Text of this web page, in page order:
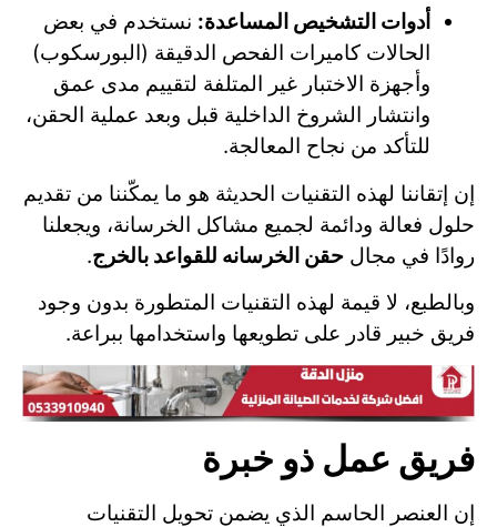
أدوات التشخيص المساعدة: نستخدم في بعض
الحالات كاميرات الفحص الدقيقة (البورسكوب)
وأجهزة الاختبار غير المتلفة لتقييم مدى عمق
وانتشار الشروخ الداخلية قبل وبعد عملية الحقن،
للتأكد من نجاح المعالجة.
إن إتقاننا لهذه التقنيات الحديثة هو ما يمكّننا من تقديم
حلول فعالة ودائمة لجميع مشاكل الخرسانة، ويجعلنا
روادًا في مجال حقن الخرسانه للقواعد بالخرج.
وبالطبع، لا قيمة لهذه التقنيات المتطورة بدون وجود
فريق خبير قادر على تطويعها واستخدامها ببراعة.
فريق عمل ذو خبرة
إن العنصر الحاسم الذي يضمن تحويل التقنيات